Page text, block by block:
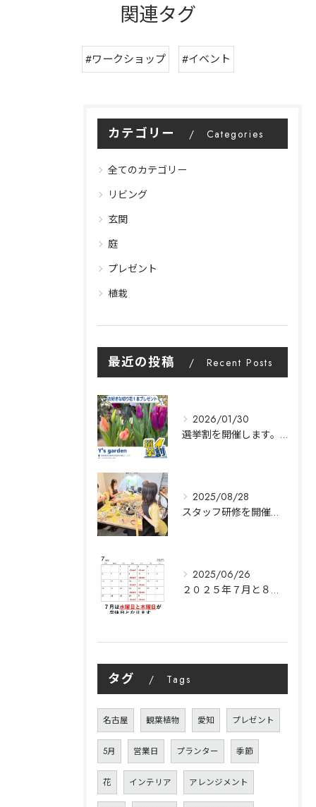
関連タグ
#ワークショップ #イベント
カテゴリー Categories
全てのカテゴリー
リビング
玄関
庭
プレゼント
植栽
最近の投稿 Recent Posts
2026/01/30
選挙割を開催します。|Y's garden
2025/08/28
スタッフ研修を開催します。｜名古屋市中村区Y's garden
2025/06/26
２０２５年７月と８月の営業日のご案内｜Y’s garden
タグ Tags
名古屋 観葉植物 愛知 プレゼント
5月 営業日 プランター 季節
花 インテリア アレンジメント